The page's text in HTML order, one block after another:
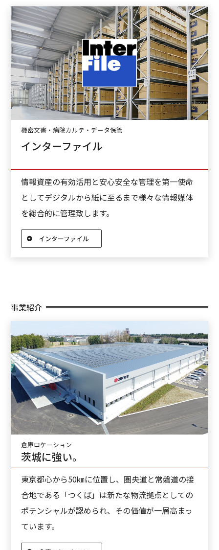
機密文書・病院カルテ・データ保管
インターファイル
情報資産の有効活用と安心安全な管理を第一使命
としてデジタルから紙に至るまで様々な情報媒体
を総合的に管理致します。
インターファイル
事業紹介
倉庫ロケーション
茨城に強い。
東京都心から50㎞に位置し、圏央道と常磐道の接
合地である「つくば」は新たな物流拠点としての
ポテンシャルが認められ、その価値が一層高まっ
ています。